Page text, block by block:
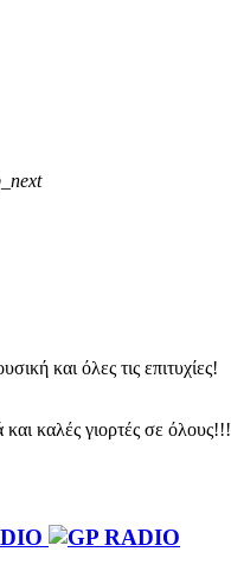
και όλες τις επιτυχίες!
καλές γιορτές σε όλους!!!